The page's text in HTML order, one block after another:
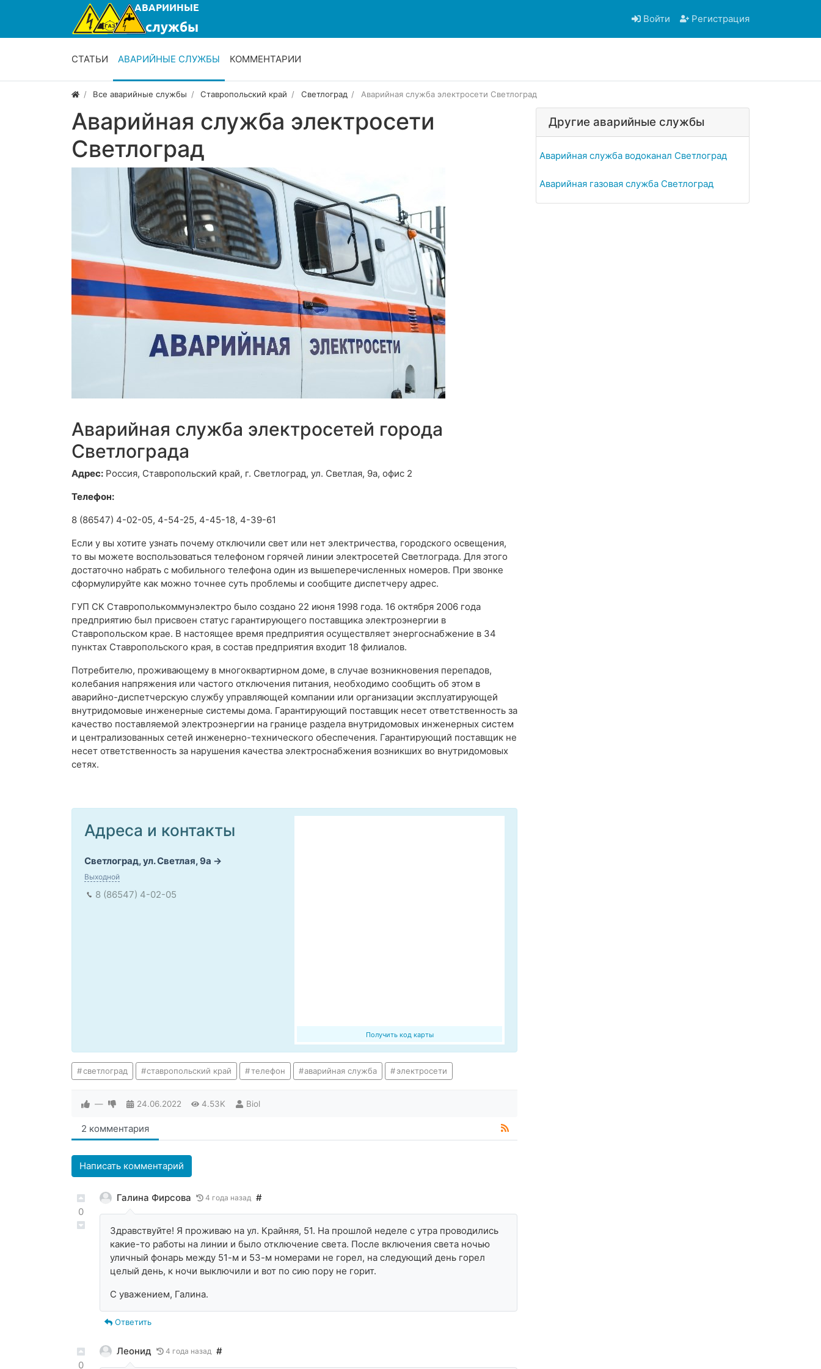
Войти Регистрация
СТАТЬИ АВАРИЙНЫЕ СЛУЖБЫ КОММЕНТАРИИ
Все аварийные службы Ставропольский край Светлоград Аварийная служба электросети Светлоград
Аварийная служба электросети
Светлоград
Аварийная служба электросетей города
Светлограда
Адрес: Россия, Ставропольский край, г. Светлоград, ул. Светлая, 9а, офис 2
Телефон:
8 (86547) 4-02-05, 4-54-25, 4-45-18, 4-39-61
Если у вы хотите узнать почему отключили свет или нет электричества, городского освещения,
то вы можете воспользоваться телефоном горячей линии электросетей Светлограда. Для этого
достаточно набрать с мобильного телефона один из вышеперечисленных номеров. При звонке
сформулируйте как можно точнее суть проблемы и сообщите диспетчеру адрес.
ГУП СК Ставрополькоммунэлектро было создано 22 июня 1998 года. 16 октября 2006 года
предприятию был присвоен статус гарантирующего поставщика электроэнергии в
Ставропольском крае. В настоящее время предприятия осуществляет энергоснабжение в 34
пунктах Ставропольского края, в состав предприятия входит 18 филиалов.
Потребителю, проживающему в многоквартирном доме, в случае возникновения перепадов,
колебания напряжения или частого отключения питания, необходимо сообщить об этом в
аварийно-диспетчерскую службу управляющей компании или организации эксплуатирующей
внутридомовые инженерные системы дома. Гарантирующий поставщик несет ответственность за
качество поставляемой электроэнергии на границе раздела внутридомовых инженерных систем
и централизованных сетей инженерно-технического обеспечения. Гарантирующий поставщик не
несет ответственность за нарушения качества электроснабжения возникших во внутридомовых
сетях.
Получить код карты
Адреса и контакты
Светлоград, ул. Светлая, 9а
Выходной
8 (86547) 4-02-05
светлоград ставропольский край телефон аварийная служба электросети
— 24.06.2022 4.53K Biol
2 комментария
Написать комментарий
0
Галина Фирсова 4 года назад #
Здравствуйте! Я проживаю на ул. Крайняя, 51. На прошлой неделе с утра проводились
какие-то работы на линии и было отключение света. После включения света ночью
уличный фонарь между 51-м и 53-м номерами не горел, на следующий день горел
целый день, к ночи выключили и вот по сию пору не горит.
С уважением, Галина.
Ответить
0
Леонид 4 года назад #
Другие аварийные службы
Аварийная служба водоканал Светлоград
Аварийная газовая служба Светлоград